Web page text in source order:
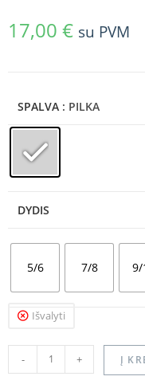
17,00 € su PVM
SPALVA : PILKA
DYDIS
5/6 7/8 9/
Išvalyti
- + Į